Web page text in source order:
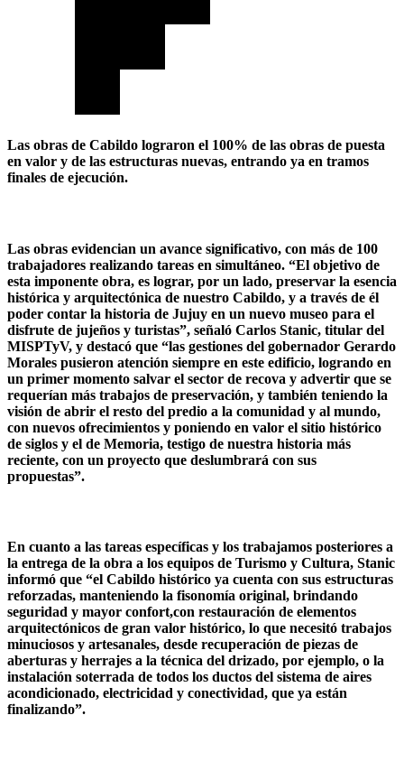
Las obras de Cabildo lograron el 100% de las obras de puesta
en valor y de las estructuras nuevas, entrando ya en tramos
finales de ejecución.
Las obras evidencian un avance significativo, con más de 100
trabajadores realizando tareas en simultáneo. “El objetivo de
esta imponente obra, es lograr, por un lado, preservar la esencia
histórica y arquitectónica de nuestro Cabildo, y a través de él
poder contar la historia de Jujuy en un nuevo museo para el
disfrute de jujeños y turistas”, señaló Carlos Stanic, titular del
MISPTyV, y destacó que “las gestiones del gobernador Gerardo
Morales pusieron atención siempre en este edificio, logrando en
un primer momento salvar el sector de recova y advertir que se
requerían más trabajos de preservación, y también teniendo la
visión de abrir el resto del predio a la comunidad y al mundo,
con nuevos ofrecimientos y poniendo en valor el sitio histórico
de siglos y el de Memoria, testigo de nuestra historia más
reciente, con un proyecto que deslumbrará con sus
propuestas”.
En cuanto a las tareas específicas y los trabajamos posteriores a
la entrega de la obra a los equipos de Turismo y Cultura, Stanic
informó que “el Cabildo histórico ya cuenta con sus estructuras
reforzadas, manteniendo la fisonomía original, brindando
seguridad y mayor confort,con restauración de elementos
arquitectónicos de gran valor histórico, lo que necesitó trabajos
minuciosos y artesanales, desde recuperación de piezas de
aberturas y herrajes a la técnica del drizado, por ejemplo, o la
instalación soterrada de todos los ductos del sistema de aires
acondicionado, electricidad y conectividad, que ya están
finalizando”.